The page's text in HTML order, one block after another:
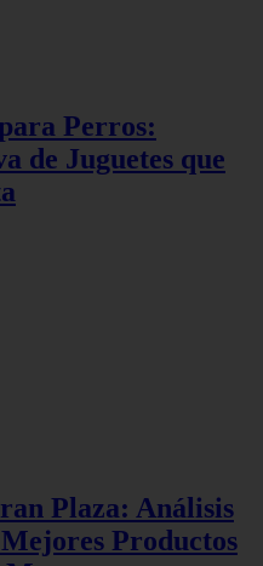
Perros:
de Juguetes que
Plaza: Análisis
Productos